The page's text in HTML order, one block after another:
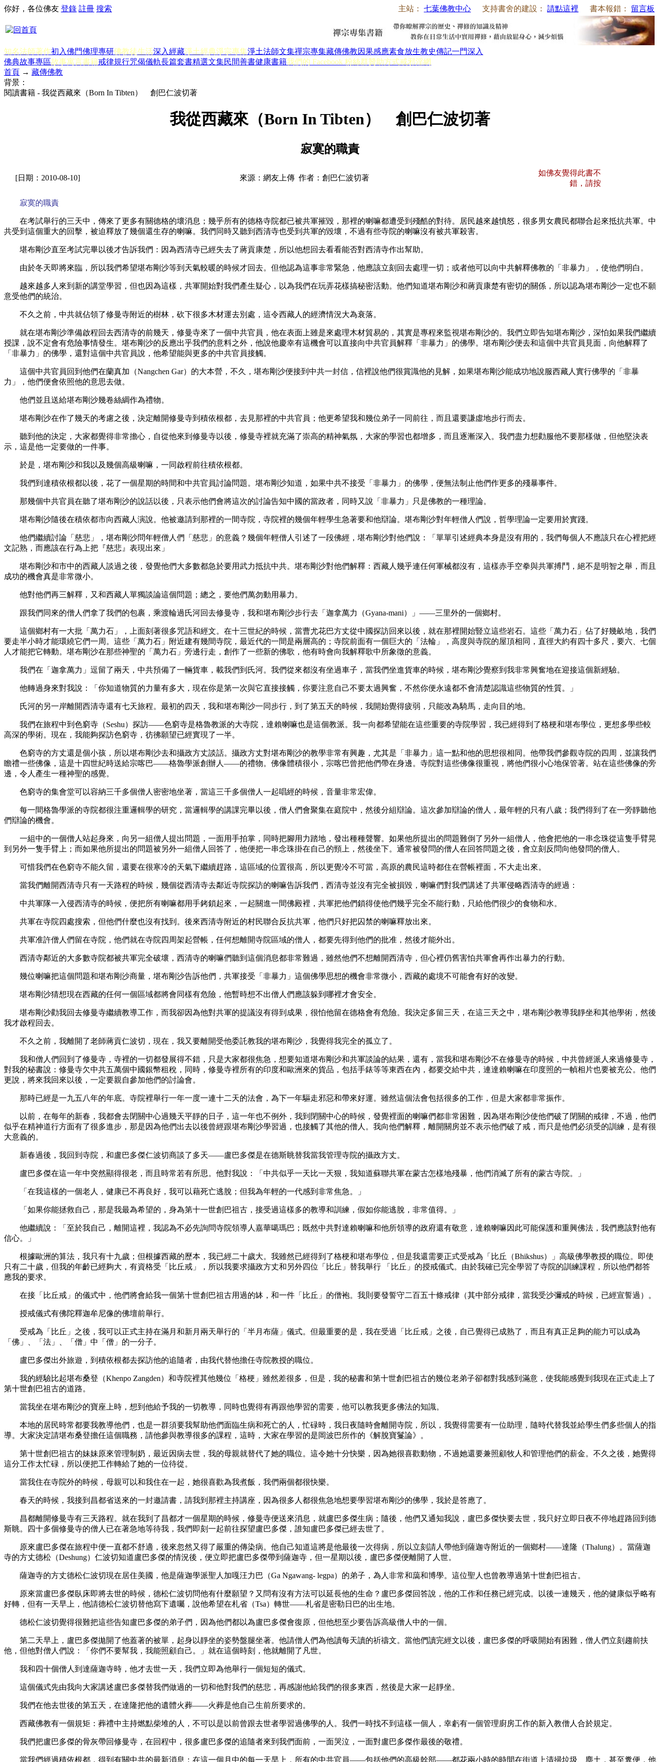
主站： 七葉佛教中心 支持書舍的建設： 請點這裡 書本報錯： 留言板
你好，各位佛友 登錄 註冊 搜索
知名法師著作初入佛門佛理專研佛教徒生活深入經藏淨土經典淨宗專集淨土法師文集禪宗專集藏傳佛教因果感應素食放生教史傳記一門深入
佛典故事專區故事寓言書籍戒律規行咒偈儀軌長篇套書精選文集民間善書健康書籍我們的 Facebook 粉絲群贊助方式戒邪淫網
首頁 → 藏傳佛教
背景：
閱讀書籍 - 我從西藏來（Born In Tibten） 創巴仁波切著
我從西藏來（Born In Tibten） 創巴仁波切著
寂寞的職責
[日期：2010-08-10] 來源：網友上傳 作者：創巴仁波切著
如佛友覺得此書不
錯，請按
寂寞的職責
在考試舉行的三天中，傳來了更多有關德格的壞消息；幾乎所有的德格寺院都已被共軍摧毀，那裡的喇嘛都遭受到殘酷的對待。居民越來越憤怒，很多男女農民都聯合起來抵抗共軍。中
共受到這個重大的回擊，被迫釋放了幾個還生存的喇嘛。我們同時又聽到西清寺也受到共軍的毀壞，不過有些寺院的喇嘛沒有被共軍殺害。
堪布剛沙直至考試完畢以後才告訴我們：因為西清寺已經失去了蔣貢康楚，所以他想回去看看能否對西清寺作出幫助。
由於冬天即將來臨，所以我們希望堪布剛沙等到天氣較暖的時候才回去。但他認為這事非常緊急，他應該立刻回去處理一切；或者他可以向中共解釋佛教的「非暴力」，使他們明白。
越來越多人來到新的講堂學習，但也因為這樣，共軍開始對我們產生疑心，以為我們在玩弄花樣搞秘密活動。他們知道堪布剛沙和蔣貢康楚有密切的關係，所以認為堪布剛沙一定也不願
意受他們的統治。
不久之前，中共就佔領了修曼寺附近的樹林，砍下很多木材運去別處，這令西藏人的經濟情況大為衰落。
就在堪布剛沙準備啟程回去西清寺的前幾天，修曼寺來了一個中共官員，他在表面上雖是來處理木材貿易的，其實是專程來監視堪布剛沙的。我們立即告知堪布剛沙，深怕如果我們繼續
授課，說不定會有危險事情發生。堪布剛沙的反應出乎我們的意料之外，他說他慶幸有這機會可以直接向中共官員解釋「非暴力」的佛學。堪布剛沙便去和這個中共官員見面，向他解釋了
「非暴力」的佛學，還對這個中共官員說，他希望能與更多的中共官員接觸。
這個中共官員回到他們在蘭真加（Nangchen Gar）的大本營，不久，堪布剛沙便接到中共一封信，信裡說他們很賞識他的見解，如果堪布剛沙能成功地說服西藏人實行佛學的「非暴
力」，他們便會依照他的意思去做。
他們並且送給堪布剛沙幾卷絲綢作為禮物。
堪布剛沙在作了幾天的考慮之後，決定離開修曼寺到積依根都，去見那裡的中共官員；他更希望我和幾位弟子一同前往，而且還要謙虛地步行而去。
聽到他的決定，大家都覺得非常擔心，自從他來到修曼寺以後，修曼寺裡就充滿了崇高的精神氣氛，大家的學習也都增多，而且逐漸深入。我們盡力想勸服他不要那樣做，但他堅決表
示，這是他一定要做的一件事。
於是，堪布剛沙和我以及幾個高級喇嘛，一同啟程前往積依根都。
我們到達積依根都以後，花了一個星期的時間和中共官員討論問題。堪布剛沙知道，如果中共不接受「非暴力」的佛學，便無法制止他們作更多的殘暴事件。
那幾個中共官員在聽了堪布剛沙的說話以後，只表示他們會將這次的討論告知中國的當政者，同時又說「非暴力」只是佛教的一種理論。
堪布剛沙隨後在積依都市向西藏人演說。他被邀請到那裡的一間寺院，寺院裡的幾個年輕學生急著要和他辯論。堪布剛沙對年輕僧人們說，哲學理論一定要用於實踐。
他們繼續討論「慈悲」，堪布剛沙問年輕僧人們「慈悲」的意義？幾個年輕僧人引述了一段佛經，堪布剛沙對他們說：「單單引述經典本身是沒有用的，我們每個人不應該只在心裡把經
文記熟，而應該在行為上把『慈悲』表現出來」
堪布剛沙和市中的西藏人談過之後，發覺他們大多數都急於要用武力抵抗中共。堪布剛沙對他們解釋：西藏人幾乎連任何軍械都沒有，這樣赤手空拳與共軍搏鬥，絕不是明智之舉，而且
成功的機會真是非常微小。
他對他們再三解釋，又和西藏人單獨談論這個問題；總之，要他們萬勿動用暴力。
跟我們同來的僧人們拿了我們的包裹，乘渡輪過氏河回去修曼寺，我和堪布剛沙步行去「迦拿萬力（Gyana-mani）」——三里外的一個鄉村。
這個鄉村有一大批「萬力石」，上面刻著很多咒語和經文。在十三世紀的時候，當曹尤花巴方丈從中國探訪回來以後，就在那裡開始豎立這些岩石。這些「萬力石」佔了好幾畝地，我們
要走半小時才能環繞它們一周。這些「萬力石」附近建有幾間寺院，最近代的一間是兩層高的；寺院前面有一個巨大的「法輪」，高度與寺院的屋頂相同，直徑大約有四十多尺，要六、七個
人才能把它轉動。堪布剛沙在那些神聖的「萬力石」旁邊行走，創作了一些新的佛歌，他有時會向我解釋歌中所象徵的意義。
我們在「迦拿萬力」逗留了兩天，中共預備了一輛貨車，載我們到氏河。我們從來都沒有坐過車子，當我們坐進貨車的時候，堪布剛沙覺察到我非常興奮地在迎接這個新經驗。
他轉過身來對我說：「你知道物質的力量有多大，現在你是第一次與它直接接觸，你要注意自己不要太過興奮，不然你便永遠都不會清楚認識這些物質的性質。」
氏河的另一岸離開西清寺還有七天旅程。最初的四天，我和堪布剛沙一同步行，到了第五天的時候，我開始覺得疲弱，只能改為騎馬，走向目的地。
我們在旅程中到色窮寺（Seshu）探訪——色窮寺是格魯教派的大寺院，達賴喇嘛也是這個教派。我一向都希望能在這些重要的寺院學習，我已經得到了格梗和堪布學位，更想多學些較
高深的學術。現在，我能夠探訪色窮寺，彷彿願望已經實現了一半。
色窮寺的方丈還是個小孩，所以堪布剛沙去和攝政方丈談話。攝政方丈對堪布剛沙的教學非常有興趣，尤其是「非暴力」這一點和他的思想很相同。他帶我們參觀寺院的四周，並讓我們
瞻禮一些佛像，這是十四世紀時送給宗喀巴——格魯學派創辦人——的禮物。佛像體積很小，宗喀巴曾把他們帶在身邊。寺院對這些佛像很重視，將他們很小心地保管著。站在這些佛像的旁
邊，令人產生一種神聖的感覺。
色窮寺的集會堂可以容納三千多個僧人密密地坐著，當這三千多個僧人一起唱經的時候，音量非常宏偉。
每一間格魯學派的寺院都很注重邏輯學的研究，當邏輯學的講課完畢以後，僧人們會聚集在庭院中，然後分組辯論。這次參加辯論的僧人，最年輕的只有八歲；我們得到了在一旁靜聽他
們辯論的機會。
一組中的一個僧人站起身來，向另一組僧人提出問題，一面用手拍掌，同時把腳用力踏地，發出種種聲響。如果他所提出的問題難倒了另外一組僧人，他會把他的一串念珠從這隻手臂晃
到另外一隻手臂上；而如果他所提出的問題被另外一組僧人回答了，他便把一串念珠掛在自己的頸上，然後坐下。通常被發問的僧人在回答問題之後，會立刻反問向他發問的僧人。
可惜我們在色窮寺不能久留，還要在很寒冷的天氣下繼續趕路，這區域的位置很高，所以更覺冷不可當，高原的農民這時都住在營帳裡面，不大走出來。
當我們離開西清寺只有一天路程的時候，幾個從西清寺去鄰近寺院探訪的喇嘛告訴我們，西清寺並沒有完全被損毀，喇嘛們對我們講述了共軍侵略西清寺的經過：
中共軍隊一入侵西清寺的時候，便把所有喇嘛都用手銬鎖起來，一起關進一間佛殿裡，共軍把他們鎖得使他們幾乎完全不能行動，只給他們很少的食物和水。
共軍在寺院四處搜索，但他們什麼也沒有找到。後來西清寺附近的村民聯合反抗共軍，他們只好把囚禁的喇嘛釋放出來。
共軍准許僧人們留在寺院，他們就在寺院四周架起營帳，任何想離開寺院區域的僧人，都要先得到他們的批准，然後才能外出。
西清寺鄰近的大多數寺院都被共軍完全破壞，西清寺的喇嘛們聽到這個消息都非常難過，雖然他們不想離開西清寺，但心裡仍舊害怕共軍會再作出暴力的行動。
幾位喇嘛把這個問題和堪布剛沙商量，堪布剛沙告訴他們，共軍接受「非暴力」這個佛學思想的機會非常微小，西藏的處境不可能會有好的改變。
堪布剛沙猜想現在西藏的任何一個區域都將會同樣有危險，他暫時想不出僧人們應該躲到哪裡才會安全。
堪布剛沙勸我回去修曼寺繼續教導工作，而我卻因為他對共軍的提議沒有得到成果，很怕他留在德格會有危險。我決定多留三天，在這三天之中，堪布剛沙教導我靜坐和其他學術，然後
我才啟程回去。
不久之前，我離開了老師蔣貢仁波切，現在，我又要離開受他委託教我的堪布剛沙，我覺得我完全的孤立了。
我和僧人們回到了修曼寺，寺裡的一切都發展得不錯，只是大家都很焦急，想要知道堪布剛沙和共軍談論的結果，還有，當我和堪布剛沙不在修曼寺的時候，中共曾經派人來過修曼寺，
對我的秘書說：修曼寺欠中共五萬個中國銀幣租稅，同時，修曼寺裡所有的印度和歐洲來的貨品，包括手錶等等東西在內，都要交給中共，連達賴喇嘛在印度照的一幀相片也要被充公。他們
更說，將來我回來以後，一定要親自參加他們的討論會。
那時已經是一九五八年的年底。寺院裡舉行一年一度一連十二天的法會，為下一年驅走邪惡和帶來好運。雖然這個法會包括很多的工作，但是大家都非常振作。
以前，在每年的新春，我都會去閉關中心過幾天平靜的日子，這一年也不例外，我到閉關中心的時候，發覺裡面的喇嘛們都非常困難，因為堪布剛沙使他們破了閉關的戒律，不過，他們
似乎在精神道行方面有了很多進步，那是因為他們出去以後曾經跟堪布剛沙學習過，也接觸了其他的僧人。我向他們解釋，離開關房並不表示他們破了戒，而只是他們必須受的訓練，是有很
大意義的。
新春過後，我回到寺院，和盧巴多傑仁波切商談了多天——盧巴多傑是在德斯眺替我當我管理寺院的攝政方丈。
盧巴多傑在這一年中突然顯得很老，而且時常若有所思。他對我說：「中共似乎一天比一天狠，我知道蘇聯共軍在蒙古怎樣地殘暴，他們消滅了所有的蒙古寺院。」
「在我這樣的一個老人，健康已不再良好，我可以藉死亡逃脫；但我為年輕的一代感到非常焦急。」
「如果你能拯救自己，那是我最為希望的，身為第十一世創巴祖古，接受過這樣多的教導和訓練，假如你能逃脫，非常值得。」
他繼續說：「至於我自己，離開這裡，我認為不必先詢問寺院領導人嘉華噶瑪巴；既然中共對達賴喇嘛和他所領導的政府還有敬意，達賴喇嘛因此可能保護和重興佛法，我們應該對他有
信心。」
根據歐洲的算法，我只有十九歲；但根據西藏的歷本，我已經二十歲大。我雖然已經得到了格梗和堪布學位，但是我還需要正式受戒為「比丘（Bhikshus）」高級佛學教授的職位。即使
只有二十歲，但我的年齡已經夠大，有資格受「比丘戒」，所以我要求攝政方丈和另外四位「比丘」替我舉行 「比丘」的授戒儀式。由於我確已完全學習了寺院的訓練課程，所以他們都答
應我的要求。
在接「比丘戒」的儀式中，他們將會給我一個第十世創巴祖古用過的缽，和一件「比丘」的僧袍。我則要發誓守二百五十條戒律（其中部分戒律，當我受沙彌戒的時候，已經宣誓過）。
授戒儀式有佛陀釋迦牟尼像的佛壇前舉行。
受戒為「比丘」之後，我可以正式主持在滿月和新月兩天舉行的「半月布薩」儀式。但最重要的是，我在受過「比丘戒」之後，自己覺得已成熟了，而且有真正足夠的能力可以成為
「佛」、「法」、「僧」中「僧」的一分子。
盧巴多傑出外旅遊，到積依根都去探訪他的追隨者，由我代替他擔任寺院教授的職位。
我的經驗比起堪布桑登（Khenpo Zangden）和寺院裡其他幾位「格梗」雖然差很多，但是，我的秘書和第十世創巴祖古的幾位老弟子卻都對我感到滿意，使我能感覺到我現在正式走上了
第十世創巴祖古的道路。
當我坐在堪布剛沙的寶座上時，想到他給予我的一切教導，同時也覺得有再跟他學習的需要，他可以教我更多佛法的知識。
本地的居民時常都要我教導他們，也是一群須要我幫助他們面臨生病和死亡的人，忙碌時，我日夜隨時會離開寺院，所以，我覺得需要有一位助理，隨時代替我並給學生們多些個人的指
導。大家決定請堪布桑登擔任這個職務，請他參與教導很多的課程，這時，大家在學習的是岡波巴所作的《解脫寶鬘論》。
第十世創巴祖古的妹妹原來管理制奶，最近因病去世，我的母親就替代了她的職位。這令她十分快樂，因為她很喜歡動物，不過她還要兼照顧牧人和管理他們的薪金。不久之後，她覺得
這分工作太忙碌，所以便把工作轉給了她的一位待從。
當我住在寺院外的時候，母親可以和我住在一起，她很喜歡為我煮飯，我們兩個都很快樂。
春天的時候，我接到昌都省送來的一封邀請書，請我到那裡主持講座，因為很多人都很焦急地想要學習堪布剛沙的佛學，我於是答應了。
昌都離開修曼寺有三天路程。就在我到了昌都才一個星期的時候，修曼寺便送來消息，就盧巴多傑生病；隨後，他們又通知我說，盧巴多傑快要去世，我只好立即日夜不停地趕路回到德
斯眺。四十多個修曼寺的僧人已在著急地等待我，我們即刻一起前往探望盧巴多傑，誰知盧巴多傑已經去世了。
原來盧巴多傑在旅程中便一直都不舒適，後來忽然又得了嚴重的傳染病。他自己知道這將是他最後一次得病，所以立刻請人帶他到薩迦寺附近的一個鄉村——達隆（Thalung）。當薩迦
寺的方丈德松（Deshung）仁波切知道盧巴多傑的情況後，便立即把盧巴多傑帶到薩迦寺，但一星期以後，盧巴多傑便離開了人世。
薩迦寺的方丈德松仁波切現在居住美國，他是薩迦學派聖人加嘎汪力巴（Ga Ngawang- legpa）的弟子，為人非常和藹和博學。這位聖人也曾教導過第十世創巴祖古。
原來當盧巴多傑臥床即將去世的時候，德松仁波切問他有什麼願望？又問有沒有方法可以延長他的生命？盧巴多傑回答說，他的工作和任務已經完成。以後一連幾天，他的健康似乎略有
好轉，但有一天早上，他請德松仁波切替他寫下遺囑，說他希望在札省（Tsa）轉世——札省是密勒日巴的出生地。
德松仁波切覺得很難把這些告知盧巴多傑的弟子們，因為他們都以為盧巴多傑會復原，但他想至少要告訴高級僧人中的一個。
第二天早上，盧巴多傑拋開了他蓋著的被單，起身以靜坐的姿勢盤腿坐著。他請僧人們為他讀每天讀的祈禱文。當他們讀完經文以後，盧巴多傑的呼吸開始有困難，僧人們立刻趨前扶
他，但他對僧人們說：「你們不要幫我，我能照顧自己。」就在這個時刻，他就離開了凡世。
我和四十個僧人到達薩迦寺時，他才去世一天，我們立即為他舉行一個短短的儀式。
這個儀式先由我向大家講述盧巴多傑替我們做過的一切和他對我們的慈悲，再感謝他給我們的很多東西，然後是大家一起靜坐。
我們在他去世後的第五天，在達隆把他的遺體火葬——火葬是他自己生前所要求的。
西藏佛教有一個規矩：葬禮中主持燃點柴堆的人，不可以是以前曾跟去世者學習過佛學的人。我們一時找不到這樣一個人，幸虧有一個管理廚房工作的新入教僧人合於規定。
我們把盧巴多傑的骨灰帶回修曼寺，在回程中，很多盧巴多傑的追隨者來到我們面前，一面哭泣，一面對盧巴多傑作最後的敬禮。
當我們經過積依根都，得到有關中共的最新消息：在這一個月中的每一天早上，所有的中共官員——包括他們的高級幹部——都花兩小時的時間在街道上清掃垃圾、塵土，甚至糞便，他